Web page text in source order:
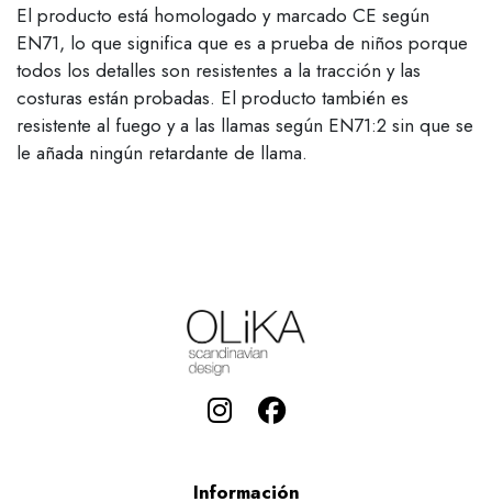
El producto está homologado y marcado CE según
EN71, lo que significa que es a prueba de niños porque
todos los detalles son resistentes a la tracción y las
costuras están probadas. El producto también es
resistente al fuego y a las llamas según EN71:2 sin que se
le añada ningún retardante de llama.
Información